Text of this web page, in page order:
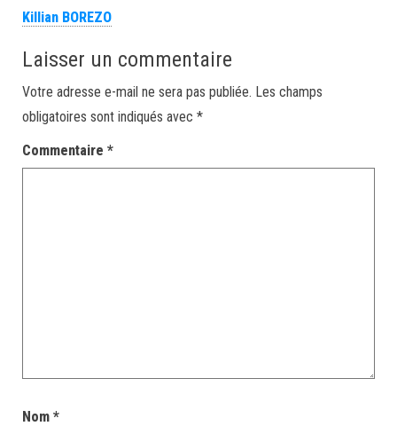
Killian BOREZO
Laisser un commentaire
Votre adresse e-mail ne sera pas publiée. Les champs
obligatoires sont indiqués avec *
Commentaire *
Nom *